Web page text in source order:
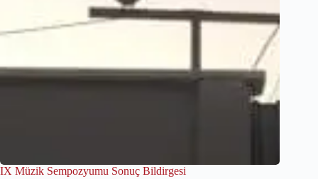
IX Müzik Sempozyumu Sonuç Bildirgesi